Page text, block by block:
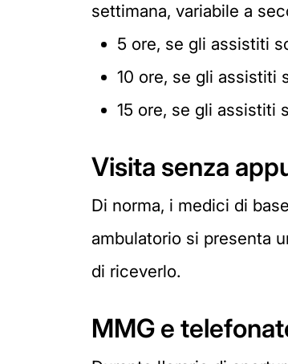
settimana, variabile a
5 ore, se gli assistiti
10 ore, se gli assistiti
15 ore, se gli assistiti
Visita senza
Di norma, i medici di
ambulatorio si presenta
di riceverlo.
MMG e